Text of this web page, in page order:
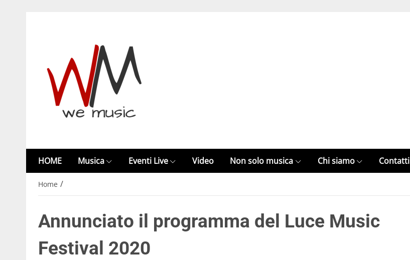
HOME Musica Eventi Live Video Non solo musica Chi siamo Contatti
Home /
Annunciato il programma del Luce Music
Festival 2020